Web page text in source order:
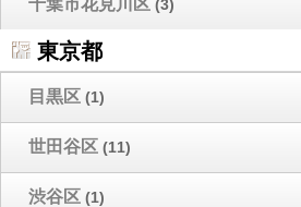
千葉市花見川区 (3)
東京都
目黒区 (1)
世田谷区 (11)
渋谷区 (1)